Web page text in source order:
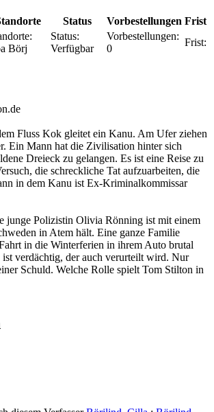
Status Vorbestellungen Frist
Börj
Status:
Verfügbar
Vorbestellungen:
0
Frist:
Fluss Kok gleitet ein Kanu. Am Ufer ziehen
Ein Mann hat die Zivilisation hinter sich
Dreieck zu gelangen. Es ist eine Reise zu
die schreckliche Tat aufzuarbeiten, die
in dem Kanu ist Ex-Kriminalkommissar
Polizistin Olivia Rönning ist mit einem
in Atem hält. Eine ganze Familie
in die Winterferien in ihrem Auto brutal
verdächtig, der auch verurteilt wird. Nur
Schuld. Welche Rolle spielt Tom Stilton in